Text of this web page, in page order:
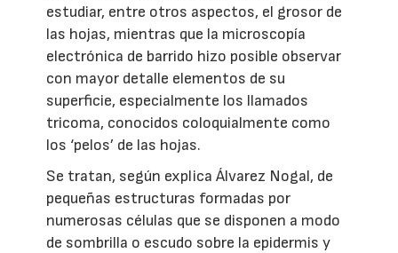
estudiar, entre otros aspectos, el grosor de
las hojas, mientras que la microscopía
electrónica de barrido hizo posible observar
con mayor detalle elementos de su
superficie, especialmente los llamados
tricoma, conocidos coloquialmente como
los ‘pelos’ de las hojas.
Se tratan, según explica Álvarez Nogal, de
pequeñas estructuras formadas por
numerosas células que se disponen a modo
de sombrilla o escudo sobre la epidermis y